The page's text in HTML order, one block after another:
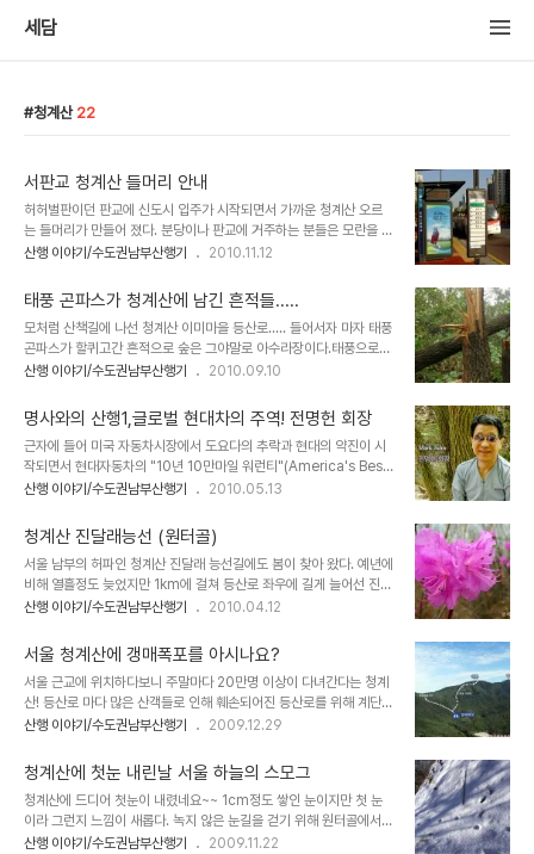
세담
청계산 22
서판교 청계산 들머리 안내
허허벌판이던 판교에 신도시 입주가 시작되면서 가까운 청계산 오르
는 들머리가 만들어 졌다. 분당이나 판교에 거주하는 분들은 모란을 거
쳐 옛골이나 원터골로 가지 않고 서판교 도심에서 바로 청계산을 오를
길을 걸어 볼수 있다. 버스정류장은 서판교에 소재한 운중고등학교 정
류장에서 하차~~~ 이렇게 많은 버스들이 운중고등학교 정류장을 거
쳐 간다. 하차후 버스진행방향으로 70여 미터 진행하면 전방에 용인
서울 고속도로가 지나는데 우측 계단으로 올라선다.( 부영아파트
805동 옆길) 부영아파트옆 보행로를 지나 차로를 건너면 외곽순환도
수 있다. 이곳부터 국사봉까지 2.9km..... 신축 ..
산행 이야기/수도권남부산행기 2010.11.12
태풍 곤파스가 청계산에 남긴 흔적들.....
모처럼 산책길에 나선 청계산 이미마을 등산로..... 들어서자 마자 태풍
곤파스가 할퀴고간 흔적으로 숲은 그야말로 아수라장이다.태풍으로
인해 사람사는 세상만 피해를 입는 것이 아니라 이렇듯 산속의 나무들
에 길이란 길은 모두 막아 놓고 있었다. 곤파스의 위력은 정말 대단....
시민들의 안전한 휴식처로 다시 복구되려면 상당한 시일이 소요 될듯
한데 아직 행정당국에서는 미처 손을 못쓰고 있는 듯~~~ 나무들이 이
곳저곳에 쓰러져 들머리 조차 찾기 함들다. 난감한 산길.... ㅎ 커다란
나무들이 정글처럼 쓰러져 산길을 가로막고 있다. 때로는 하단 통과 때
안타깝다. 번개를 맞..
산행 이야기/수도권남부산행기 2010.09.10
명사와의 산행1,글로벌 현대차의 주역! 전명헌 회장
근자에 들어 미국 자동차시장에서 도요다의 추락과 현대의 약진이 시
작되면서 현대자동차의 "10년 10만마일 워런티"(America's Best
Warranty)제도가 새로이 이슈가 되었고 급기야 도요다,미쓰비시 같
Warranty"를 벤치마킹하여 도입하기 시작하고 있다. 인생의 대부분
을 해외시장에서 현대자동차 수출의 선봉에 섰고 글로벌 현대자동차
의 주역이었던 전명헌회장은 바로 "10년10만마일 워런티"를 기획하
고 만들어 낸 실질적인 주인공이다. 원터골 주차장에서 만나 진달래 능
선으로 산행을 시작~~ 시원시원하고 멋진 인상에 나이를 느낄수 없는
에서 대부분 보냈..
산행 이야기/수도권남부산행기 2010.05.13
청계산 진달래능선 (원터골)
서울 남부의 허파인 청계산 진달래 능선길에도 봄이 찾아 왔다. 예년에
비해 열흘정도 늦었지만 1km에 걸쳐 등산로 좌우에 길게 늘어선 진달
래꽃 길.....지난 주말(04.10 토) 약1/3정도만 개화가 되었지만 15일
군락을 만날수 있는 곳 청계산 원터골 진달래능선.....가벼운 차림으로
도 충분히 봄산행의 여유를 즐겨볼 수 있는 곳이다. 원터골에서 하차하
여 들머리로 진입후 우측이정표"서울시우수조망명소" 방향의 오른쪽
계단길을 따라 오르다 소나무숲을 지나면 금새 진달래 능선길이다. 진
달래 능선으로 진행하여 국사봉 진달래 능선으로 하산 하여도 좋고 초
편 - 양재역 7번출구 4..
산행 이야기/수도권남부산행기 2010.04.12
서울 청계산에 갱매폭포를 아시나요?
서울 근교 에 위치하다보니 주말마다 20만명 이상이 다녀간다는 청계
산! 등산로 마다 많은 산객들로 인해 훼손되어진 등산로를 위해 계단길
이 널려 있고 간간이 쉴만한 곳은 사람의 흔적으로 몸살을 앓고 있는
속에서 자연 모습그대로 살아남은 길이 있다면 바로 갱매폭포길이다.
갱매폭포는 과천의 서울대공원이 개장하기전 대공원 자리에 부락을
형성하고 있던 갱매마을에서 유래하였다고 하는데 고문헌 상에 "수종
폭포"라는 이름이 남아있을 정도로 알려졌던 곳이었으나 대공원이 개
장되고 마을이 사라지면서 사람들의 기억속에서 잊혀진 곳이 되었다.
산행 이야기/수도권남부산행기 2009.12.29
청계산에 첫눈 내린날 서울 하늘의 스모그
청 계산에 드디어 첫눈이 내렸네요~~ 1cm정도 쌓인 눈이지만 첫 눈
이라 그런지 느낌이 새롭다. 녹지 않은 눈길을 걷기 위해 원터골에서
산토끼 옹달샘 약수를 지나 철조망을 돌아 서쪽사면의 가파른 코스를
산행 이야기/수도권남부산행기 2009.11.22